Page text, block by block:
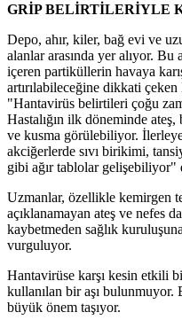
GRİP BELİRTİLERİYLE
Depo, ahır, kiler, bağ evi ve
alanlar arasında yer alıyor.
içeren partiküllerin havaya
artırılabileceğine dikkati
"Hantavirüs belirtileri çoğu
Hastalığın ilk döneminde ateş,
ve kusma görülebiliyor.
akciğerlerde sıvı birikimi,
gibi ağır tablolar gelişebiliyor"
Uzmanlar, özellikle kemirgen
açıklanamayan ateş ve nefes
kaybetmeden sağlık
vurguluyor.
Hantavirüse karşı kesin etkili
kullanılan bir aşı
büyük önem taşıyor.